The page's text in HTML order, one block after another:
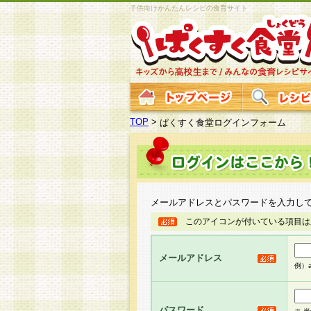
子供向けかんたんレシピの食育サイト
TOP >ぱくすく食堂ログインフォーム
メールアドレスとパスワードを入力し
このアイコンが付いている項目
メールアドレス
例）